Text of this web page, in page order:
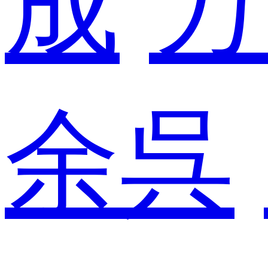
余呉